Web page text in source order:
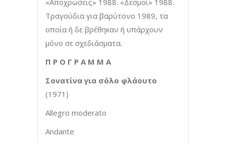
Τραγούδια για βαρύτονο 1989, τα
οποία ή δε βρέθηκαν ή υπάρχουν
μόνο σε σχεδιάσματα.
Π Ρ Ο Γ Ρ Α Μ Μ Α
Σονατίνα για σόλο φλάουτο
(1971)
Allegro moderato
Andante